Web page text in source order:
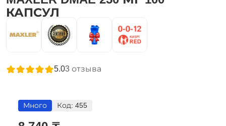
КАПСУЛ
5.03отзыва
Много Код: 455